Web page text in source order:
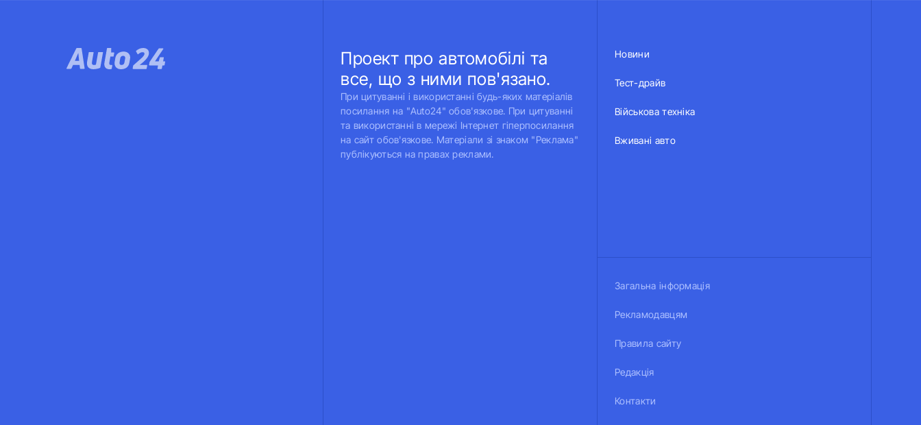
Проект про автомобілі та
все, що з ними пов'язано.
При цитуванні і використанні будь-яких матеріалів
посилання на "Auto24" обов'язкове. При цитуванні
та використанні в мережі Інтернет гіперпосилання
на сайт обов'язкове. Матеріали зі знаком "Реклама"
публікуються на правах реклами.
Новини
Тест-драйв
Військова техніка
Вживані авто
Загальна інформація
Рекламодавцям
Правила сайту
Редакція
Контакти